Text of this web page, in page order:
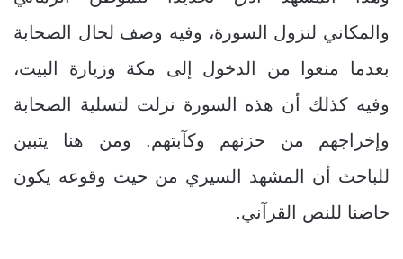
والمكاني لنزول السورة، وفيه وصف لحال الصحابة
بعدما منعوا من الدخول إلى مكة وزيارة البيت،
وفيه كذلك أن هذه السورة نزلت لتسلية الصحابة
وإخراجهم من حزنهم وكآبتهم. ومن هنا يتبين
للباحث أن المشهد السيري من حيث وقوعه يكون
حاضنا للنص القرآني.